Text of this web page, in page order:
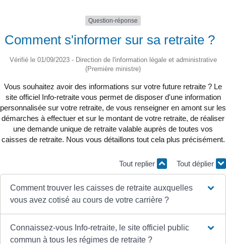
Question-réponse
Comment s'informer sur sa retraite ?
Vérifié le 01/09/2023 - Direction de l'information légale et administrative
(Première ministre)
Vous souhaitez avoir des informations sur votre future retraite ? Le
site officiel Info-retraite vous permet de disposer d'une information
personnalisée sur votre retraite, de vous renseigner en amont sur les
démarches à effectuer et sur le montant de votre retraite, de réaliser
une demande unique de retraite valable auprès de toutes vos
caisses de retraite. Nous vous détaillons tout cela plus précisément.
Tout replier Tout déplier
Comment trouver les caisses de retraite auxquelles
vous avez cotisé au cours de votre carrière ?
Connaissez-vous Info-retraite, le site officiel public
commun à tous les régimes de retraite ?